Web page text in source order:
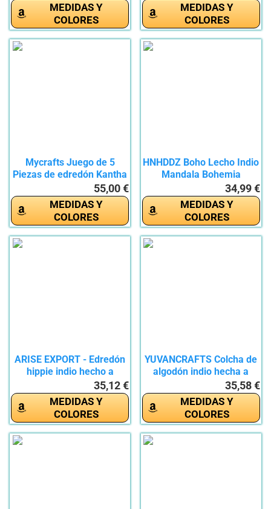
MEDIDAS Y
COLORES
MEDIDAS Y
COLORES
Mycrafts Juego de 5
Piezas de edredón Kantha
55,00 €
MEDIDAS Y
COLORES
HNHDDZ Boho Lecho Indio
Mandala Bohemia
34,99 €
MEDIDAS Y
COLORES
ARISE EXPORT - Edredón
hippie indio hecho a
35,12 €
MEDIDAS Y
COLORES
YUVANCRAFTS Colcha de
algodón indio hecha a
35,58 €
MEDIDAS Y
COLORES